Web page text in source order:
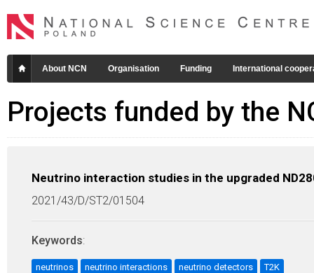
About NCN Organisation Funding International
Projects funded by the
Neutrino interaction studies in the upgraded
2021/43/D/ST2/01504
Keywords:
neutrinos neutrino interactions neutrino detectors T2K